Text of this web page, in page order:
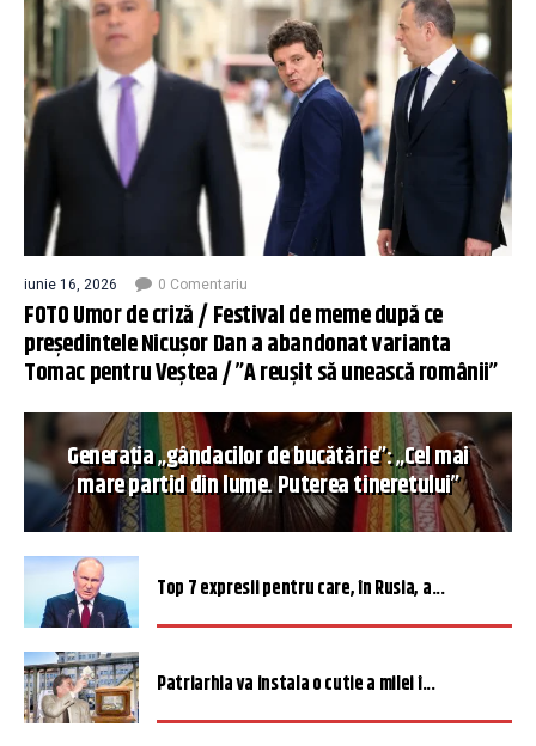
iunie 16, 2026 0 Comentariu
FOTO Umor de criză / Festival de meme după ce
președintele Nicușor Dan a abandonat varianta
Tomac pentru Veștea / ”A reușit să unească românii”
Generația „gândacilor de bucătărie”: „Cel mai
mare partid din lume. Puterea tineretului”
Top 7 expresii pentru care, în Rusia, a...
Patriarhia va instala o cutie a milei î...